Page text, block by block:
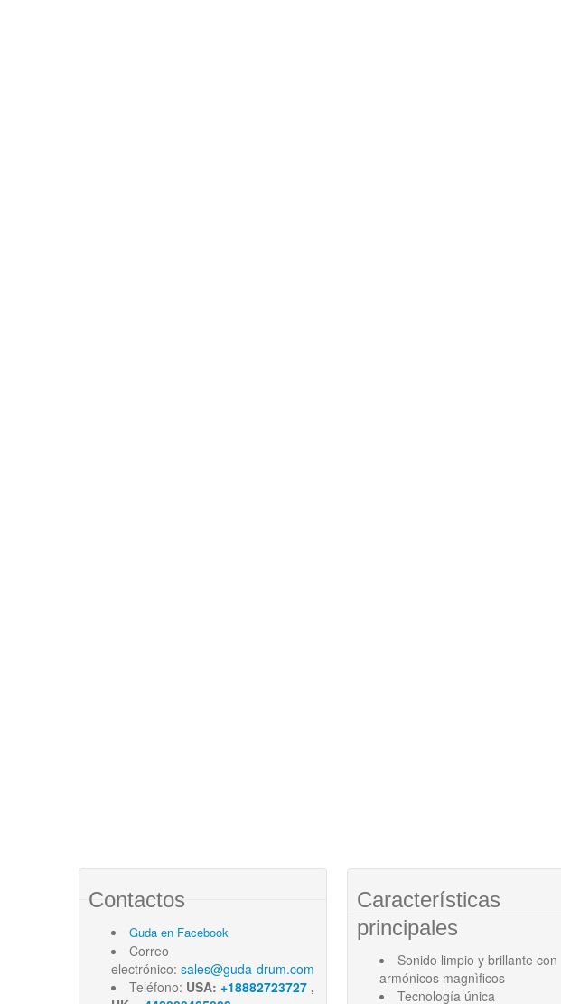
Contactos
Guda en Facebook
Correo
electrónico: sales@guda-drum.com
Teléfono: USA: +18882723727 ,
Características
principales
Sonido limpio y brillante con
armónicos magnìficos
Tecnología única